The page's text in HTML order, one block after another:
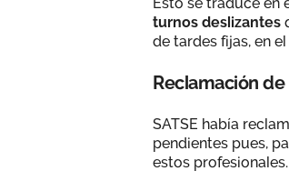
turnos deslizantes
de tardes fijas, en
Reclamación de
SATSE había
pendientes pues,
estos profesionales.